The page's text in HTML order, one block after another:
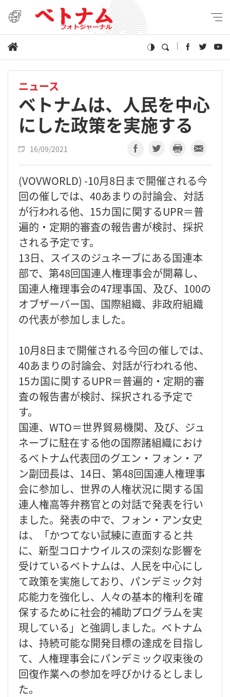
ニュース
ベトナムは、人民を中心
にした政策を実施する
16/09/2021
(VOVWORLD) -10月8日まで開催される今
回の催しでは、40あまりの討論会、対話
が行われる他、15カ国に関するUPR＝普
遍的・定期的審査の報告書が検討、採択
される予定です。
13日、スイスのジュネーブにある国連本
部で、第48回国連人権理事会が開幕し、
国連人権理事会の47理事国、及び、100の
オブザーバー国、国際組織、非政府組織
の代表が参加しました。
10月8日まで開催される今回の催しでは、
40あまりの討論会、対話が行われる他、
15カ国に関するUPR＝普遍的・定期的審
査の報告書が検討、採択される予定で
す。
国連、WTO＝世界貿易機関、及び、ジュ
ネーブに駐在する他の国際諸組織におけ
るベトナム代表団のグエン・フォン・ア
ン副団長は、14日、第48回国連人権理事
会に参加し、世界の人権状況に関する国
連人権高等弁務官との対話で発表を行い
ました。発表の中で、フォン・アン女史
は、「かつてない試練に直面すると共
に、新型コロナウイルスの深刻な影響を
受けているベトナムは、人民を中心にし
て政策を実施しており、パンデミック対
応能力を強化し、人々の基本的権利を確
保するために社会的補助プログラムを実
現している」と強調しました。ベトナム
は、持続可能な開発目標の達成を目指し
て、人権理事会にパンデミック収束後の
回復作業への参加を呼びかけるとしまし
た。